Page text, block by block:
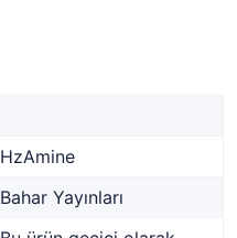
HzAmine
Bahar Yayınları